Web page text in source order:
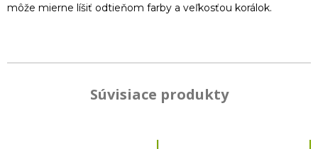
môže mierne líšiť odtieňom farby a veľkosťou korálok.
Súvisiace produkty